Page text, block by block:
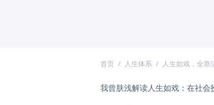
首页 人生体系 人生如戏，全靠
我曾肤浅解读人生如戏：在社会